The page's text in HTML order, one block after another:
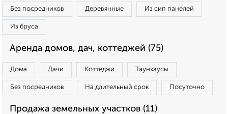
Без посредников Деревянные Из сип панелей
Из бруса
Аренда домов, дач, коттеджей (75)
Дома Дачи Коттеджи Таунхаусы
Без посредников На длительный срок Посуточно
Продажа земельных участков (11)